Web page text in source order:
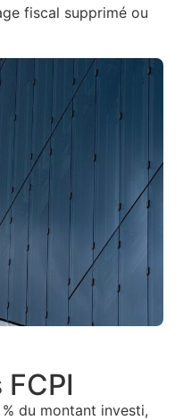
fiscal supprimé ou
% du montant investi,